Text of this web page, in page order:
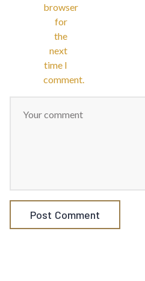
browser
for
the
next
time I
comment.